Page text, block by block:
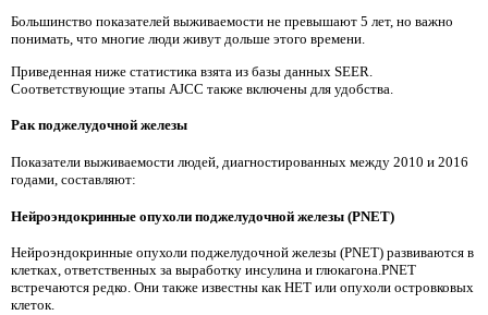
Большинство показателей выживаемости не превышают 5 лет, но важно
понимать, что многие люди живут дольше этого времени.
Приведенная ниже статистика взята из базы данных SEER.
Соответствующие этапы AJCC также включены для удобства.
Рак поджелудочной железы
Показатели выживаемости людей, диагностированных между 2010 и 2016
годами, составляют:
Нейроэндокринные опухоли поджелудочной железы (PNET)
Нейроэндокринные опухоли поджелудочной железы (PNET) развиваются в
клетках, ответственных за выработку инсулина и глюкагона.PNET
встречаются редко. Они также известны как НЕТ или опухоли островковых
клеток.